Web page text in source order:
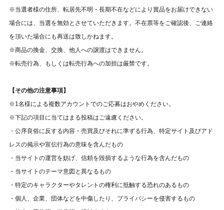
※当選者様の住所、転居先不明・長期不在などにより賞品をお届けできない
場合には、当選を無効とさせていただきます。不在票等をご確認後、ご連絡
を頂いた場合にも再送は致しかねます。
※商品の換金、交換、他人への譲渡はできません。
※転売行為、もしくは転売行為への加担は厳禁です。
【その他の注意事項】
※1名様による複数アカウントでのご応募はおやめください。
※下記の項目に当てはまる投稿はご遠慮ください。
・公序良俗に反する内容・売買及びそれに準ずる行為、特定サイト及びアド
レスの掲示や宣伝行為の意味を含んだもの
・当サイトの運営を妨げ、信頼を毀損するような行為を含んだもの
・当サイトのテーマ意図と異なるもの
・特定のキャラクターやタレントの権利に抵触する恐れのあるもの
・個人、企業、団体などを中傷したり、プライバシーを侵害するもの